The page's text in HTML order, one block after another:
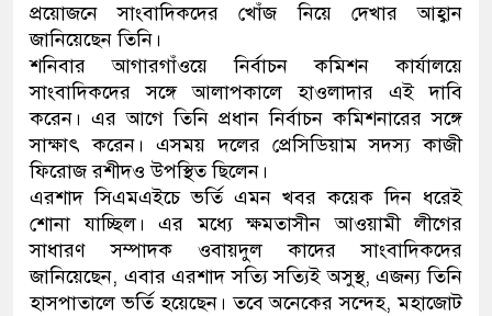
থানা পুলিশ
যেকোনো সময় বেনজীরের
নেতৃত্ব ও গণতন্ত্রের মূর্তমান প্রতীক
যে ভাবে ডেভিড ইমনের কাছে
‘আজহার খান’
অবৈধ বিদেশি পিস্তল, ম্যাগাজিন
জড়িত কিশোর গ্যাংয়ের চার শিশু আটক
প্রয়োজনে সাংবাদিকদের খোঁজ নিয়ে দেখার আহ্বান
জানিয়েছেন তিনি।
শনিবার আগারগাঁওয়ে নির্বাচন কমিশন কার্যালয়ে
সাংবাদিকদের সঙ্গে আলাপকালে হাওলাদার এই দাবি
করেন। এর আগে তিনি প্রধান নির্বাচন কমিশনারের সঙ্গে
সাক্ষাৎ করেন। এসময় দলের প্রেসিডিয়াম সদস্য কাজী
ফিরোজ রশীদও উপস্থিত ছিলেন।
এরশাদ সিএমএইচে ভর্তি এমন খবর কয়েক দিন ধরেই
শোনা যাচ্ছিল। এর মধ্যে ক্ষমতাসীন আওয়ামী লীগের
সাধারণ সম্পাদক ওবায়দুল কাদের সাংবাদিকদের
জানিয়েছেন, এবার এরশাদ সত্যি সত্যিই অসুস্থ, এজন্য তিনি
হাসপাতালে ভর্তি হয়েছেন। তবে অনেকের সন্দেহ, মহাজোট